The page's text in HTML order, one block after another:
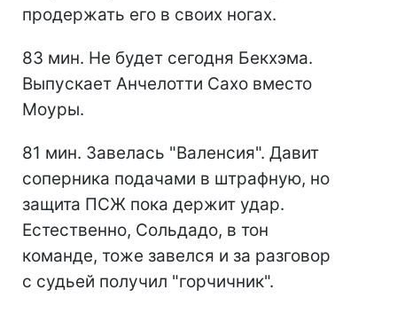
продержать его в своих ногах.
83 мин. Не будет сегодня Бекхэма.
Выпускает Анчелотти Сахо вместо
Моуры.
81 мин. Завелась "Валенсия". Давит
соперника подачами в штрафную, но
защита ПСЖ пока держит удар.
Естественно, Сольдадо, в тон
команде, тоже завелся и за разговор
с судьей получил "горчичник".